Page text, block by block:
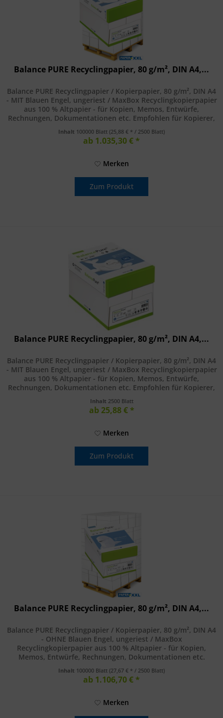
Balance PURE Recyclingpapier, 80 g/m², DIN A4,...
Balance PURE Recyclingpapier / Kopierpapier, 80 g/m², DIN A4
- MIT Blauen Engel, ungeriest / MaxBox Recyclingkopierpapier
aus 100 % Altpapier - für Kopien, Memos, Entwürfe,
Rechnungen, Dokumentationen etc. Empfohlen für Kopierer,
Inhalt 100000 Blatt (25,88 € * / 2500 Blatt)
ab 1.035,30 € *
Merken
Zum Produkt
Balance PURE Recyclingpapier, 80 g/m², DIN A4,...
Balance PURE Recyclingpapier / Kopierpapier, 80 g/m², DIN A4
- MIT Blauen Engel, ungeriest / MaxBox Recyclingkopierpapier
aus 100 % Altpapier - für Kopien, Memos, Entwürfe,
Rechnungen, Dokumentationen etc. Empfohlen für Kopierer,
Inhalt 2500 Blatt
ab 25,88 € *
Merken
Zum Produkt
Balance PURE Recyclingpapier, 80 g/m², DIN A4,...
Balance PURE Recyclingpapier / Kopierpapier, 80 g/m², DIN A4
- OHNE Blauen Engel, ungeriest / MaxBox
Recyclingkopierpapier aus 100 % Altpapier - für Kopien,
Memos, Entwürfe, Rechnungen, Dokumentationen etc.
Inhalt 100000 Blatt (27,67 € * / 2500 Blatt)
ab 1.106,70 € *
Merken